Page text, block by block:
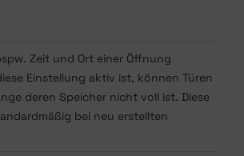
Zeit und Ort einer Öffnung
Einstellung aktiv ist, können Türen
deren Speicher nicht voll ist. Diese
bei neu erstellten